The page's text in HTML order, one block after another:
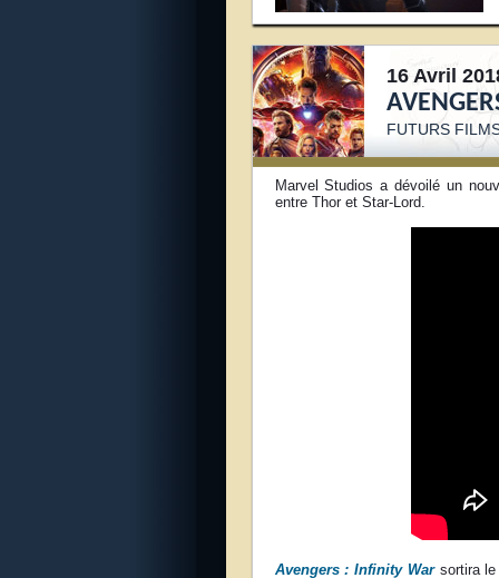
16 Avril
FUTURS
Marvel Studios a dévoilé un
entre Thor et Star-Lord.
Avengers : Infinity Warsortira